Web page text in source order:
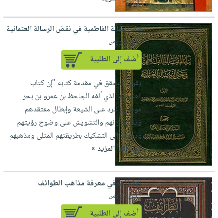
صابون
أطفال
مناسبات
فيديوهات
أسئلة
يتكرر
طرحها
خدمات
نيل
وفرات
انشر
كتابك
تواصل
معنا
عربة
التسوق
نشرة
الإصدارات
بناء المقالة الفاطمية في نقض الرسالة العثمانية
لـ ابن طاووس
أضف إلى الطلبية
يقول المحقق في مقدمة كتابه "إن كتاب
العثمانية الذي ألفه الجاحظ بن عمرو بن بحر
موضوع للرد على الشيعة وإبطال معتقدهم
وتفنيد آرائهم والتشويش على وضوح رؤيتهم
ودفعهم إلى التشكيك بطريقتهم المثلى ومذهبهم
الح...إقرأ المزيد »
الطرائف في معرفة مذاهب الطوائف
لـ ابن طاووس
أضف إلى الطلبية